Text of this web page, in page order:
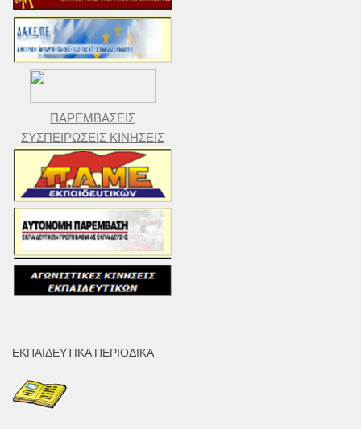
ΠΑΡΕΜΒΑΣΕΙΣ
ΣΥΣΠΕΙΡΩΣΕΙΣ ΚΙΝΗΣΕΙΣ
ΕΚΠΑΙΔΕΥΤΙΚΆ ΠΕΡΙΟΔΙΚΆ